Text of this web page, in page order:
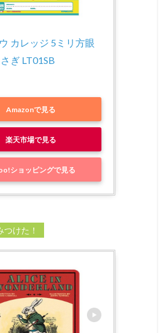
カレッジ 5ミリ方眼
ぎ LT01SB
Amazonで見る
楽天市場で見る
ショッピングで見る
けた！